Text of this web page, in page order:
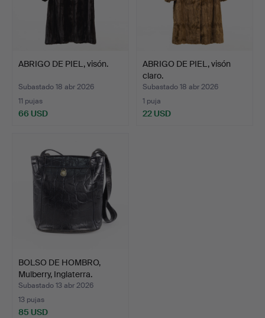
ABRIGO DE PIEL, visón.
Subastado 18 abr 2026
11 pujas
66 USD
ABRIGO DE PIEL, visón
claro.
Subastado 18 abr 2026
1 puja
22 USD
BOLSO DE HOMBRO,
Mulberry, Inglaterra.
Subastado 13 abr 2026
13 pujas
85 USD